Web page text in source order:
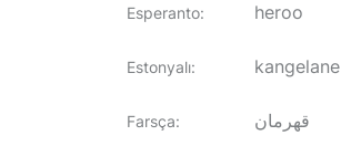
Esperanto: heroo
Estonyalı: kangelane
Farsça: قهرمان